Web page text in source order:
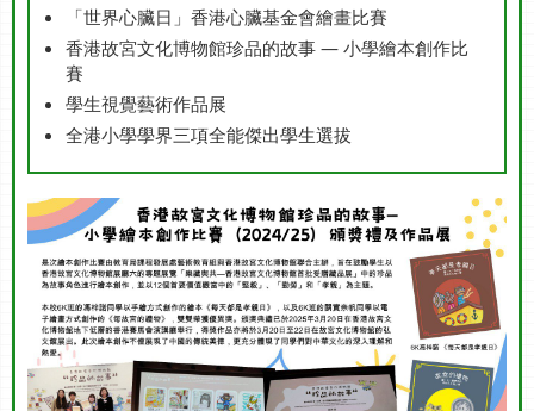
「世界心臟日」香港心臟基金會繪畫比賽
香港故宮文化博物館珍品的故事 — 小學繪本創作比
賽
學生視覺藝術作品展
全港小學學界三項全能傑出學生選拔